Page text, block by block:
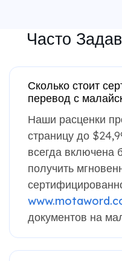
Часто
Сколько стоит
перевод с
Наши расценки
страницу до
всегда включена
получить
документов на